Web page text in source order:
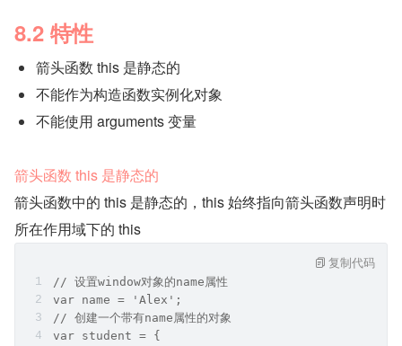
8.2 特性
箭头函数 this 是静态的
不能作为构造函数实例化对象
不能使用 arguments 变量
箭头函数 this 是静态的
箭头函数中的 this 是静态的，this 始终指向箭头函数声明时
所在作用域下的 this
// 设置window对象的name属性
var name = 'Alex';
// 创建一个带有name属性的对象
var student = {
复制代码